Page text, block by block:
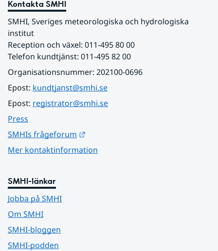
Kontakta SMHI
SMHI, Sveriges meteorologiska och hydrologiska
institut
Reception och växel: 011-495 80 00
Telefon kundtjänst: 011-495 82 00
Organisationsnummer: 202100-0696
Epost: kundtjanst@smhi.se
Epost: registrator@smhi.se
Press
SMHIs frågeforum
Mer kontaktinformation
SMHI-länkar
Jobba på SMHI
Om SMHI
SMHI-bloggen
SMHI-podden